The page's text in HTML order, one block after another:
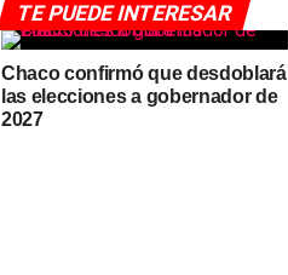
TE PUEDE INTERESAR
Chaco confirmó que desdoblará
las elecciones a gobernador de
2027